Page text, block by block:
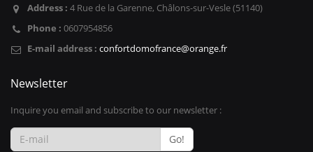
Address : 4 Rue de la Garenne, Châlons-sur-Vesle (51140)
Phone : 0607954856
E-mail address : confortdomofrance@orange.fr
Newsletter
Inquire you email and subscribe to our newsletter :
Go!